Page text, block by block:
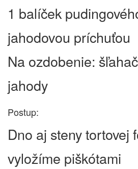
1 balíček
jahodovou príchuťou
Na ozdobenie:
jahody
Postup:
Dno aj steny tortovej
vyložíme piškótami